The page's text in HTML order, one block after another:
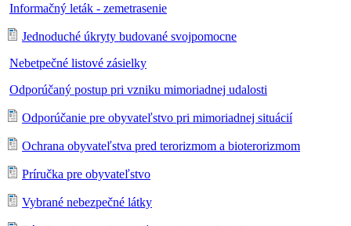
Informačný leták - zemetrasenie
Jednoduché úkryty budované svojpomocne
Nebetpečné listové zásielky
Odporúčaný postup pri vzniku mimoriadnej udalosti
Odporúčanie pre obyvateľstvo pri mimoriadnej situácií
Ochrana obyvateľstva pred terorizmom a bioterorizmom
Príručka pre obyvateľstvo
Vybrané nebezpečné látky